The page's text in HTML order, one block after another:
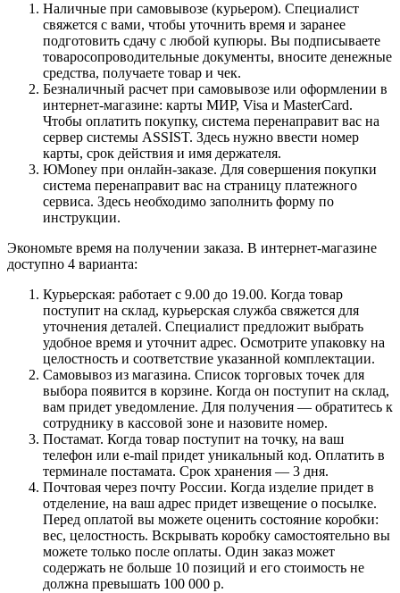
Наличные при самовывозе (курьером). Специалист
свяжется с вами, чтобы уточнить время и заранее
подготовить сдачу с любой купюры. Вы подписываете
товаросопроводительные документы, вносите денежные
средства, получаете товар и чек.
Безналичный расчет при самовывозе или оформлении в
интернет-магазине: карты МИР, Visa и MasterCard.
Чтобы оплатить покупку, система перенаправит вас на
сервер системы ASSIST. Здесь нужно ввести номер
карты, срок действия и имя держателя.
ЮMoney при онлайн-заказе. Для совершения покупки
система перенаправит вас на страницу платежного
сервиса. Здесь необходимо заполнить форму по
инструкции.
Экономьте время на получении заказа. В интернет-магазине
доступно 4 варианта:
Курьерская: работает с 9.00 до 19.00. Когда товар
поступит на склад, курьерская служба свяжется для
уточнения деталей. Специалист предложит выбрать
удобное время и уточнит адрес. Осмотрите упаковку на
целостность и соответствие указанной комплектации.
Самовывоз из магазина. Список торговых точек для
выбора появится в корзине. Когда он поступит на склад,
вам придет уведомление. Для получения — обратитесь к
сотруднику в кассовой зоне и назовите номер.
Постамат. Когда товар поступит на точку, на ваш
телефон или e-mail придет уникальный код. Оплатить в
терминале постамата. Срок хранения — 3 дня.
Почтовая через почту России. Когда изделие придет в
отделение, на ваш адрес придет извещение о посылке.
Перед оплатой вы можете оценить состояние коробки:
вес, целостность. Вскрывать коробку самостоятельно вы
можете только после оплаты. Один заказ может
содержать не больше 10 позиций и его стоимость не
должна превышать 100 000 р.